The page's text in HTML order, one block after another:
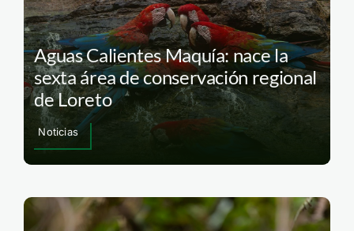
Aguas Calientes Maquía: nace la
sexta área de conservación regional
de Loreto
Noticias